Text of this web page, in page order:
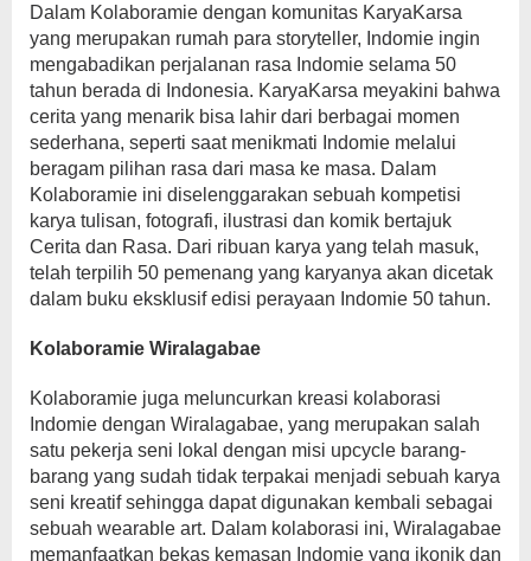
Dalam Kolaboramie dengan komunitas KaryaKarsa
yang merupakan rumah para storyteller, Indomie ingin
mengabadikan perjalanan rasa Indomie selama 50
tahun berada di Indonesia. KaryaKarsa meyakini bahwa
cerita yang menarik bisa lahir dari berbagai momen
sederhana, seperti saat menikmati Indomie melalui
beragam pilihan rasa dari masa ke masa. Dalam
Kolaboramie ini diselenggarakan sebuah kompetisi
karya tulisan, fotografi, ilustrasi dan komik bertajuk
Cerita dan Rasa. Dari ribuan karya yang telah masuk,
telah terpilih 50 pemenang yang karyanya akan dicetak
dalam buku eksklusif edisi perayaan Indomie 50 tahun.
Kolaboramie Wiralagabae
Kolaboramie juga meluncurkan kreasi kolaborasi
Indomie dengan Wiralagabae, yang merupakan salah
satu pekerja seni lokal dengan misi upcycle barang-
barang yang sudah tidak terpakai menjadi sebuah karya
seni kreatif sehingga dapat digunakan kembali sebagai
sebuah wearable art. Dalam kolaborasi ini, Wiralagabae
memanfaatkan bekas kemasan Indomie yang ikonik dan